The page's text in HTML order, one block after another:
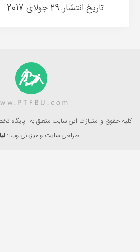
تاریخ انتشار: 29 جولای 2017
کلیه حقوق و امتیازات این سایت متعلق به "پایگاه
طراحی سایت و میزبانی وب :